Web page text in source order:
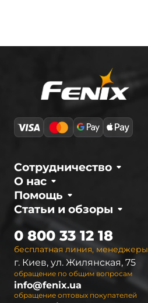
О нас
Сотрудничество
Статьи и обзоры
Помощь
бесплатная линия, менеджеры
0 800 33 12 18
г. Киев, ул. Жилянская, 75
обращение по общим вопросам
info@fenix.ua
обращение оптовых покупателей